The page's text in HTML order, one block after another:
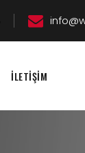
İLETİŞİM